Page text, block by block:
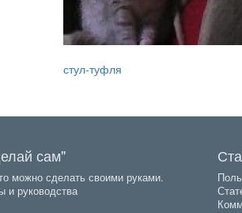
стул-туфля
сам"
можно сделать своими руками.
и руководства